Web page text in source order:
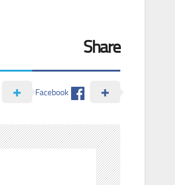
Share
Facebook